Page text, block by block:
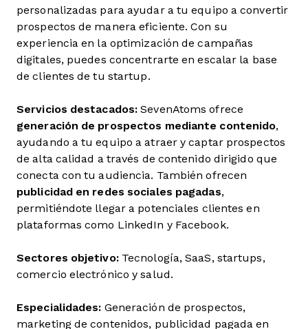
personalizadas para ayudar a tu equipo a convertir
prospectos de manera eficiente. Con su
experiencia en la optimización de campañas
digitales, puedes concentrarte en escalar la base
de clientes de tu startup.
Servicios destacados: SevenAtoms ofrece
generación de prospectos mediante contenido,
ayudando a tu equipo a atraer y captar prospectos
de alta calidad a través de contenido dirigido que
conecta con tu audiencia. También ofrecen
publicidad en redes sociales pagadas,
permitiéndote llegar a potenciales clientes en
plataformas como LinkedIn y Facebook.
Sectores objetivo:Tecnología, SaaS, startups,
comercio electrónico y salud.
Especialidades: Generación de prospectos,
marketing de contenidos, publicidad pagada en